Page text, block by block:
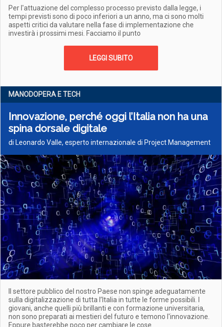
Per l'attuazione del complesso processo previsto dalla legge, i
tempi previsti sono di poco inferiori a un anno, ma ci sono molti
aspetti critici da valutare nella fase di implementazione che
investirà i prossimi mesi. Facciamo il punto
LEGGI SUBITO
MANODOPERA E TECH
Innovazione, perché oggi l’Italia non ha una
spina dorsale digitale
di Leonardo Valle, esperto internazionale di Project Management
Il settore pubblico del nostro Paese non spinge adeguatamente
sulla digitalizzazione di tutta l’Italia in tutte le forme possibili. I
giovani, anche quelli più brillanti e con formazione universitaria,
non sono preparati ai mestieri del futuro e temono l'innovazione.
Eppure basterebbe poco per cambiare le cose